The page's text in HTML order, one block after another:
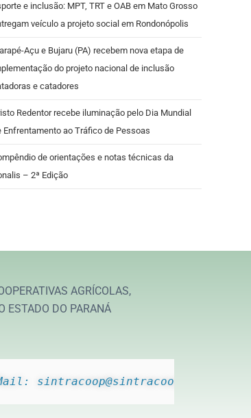
e inclusão: MPT, TRT e OAB em Mato Grosso
veículo a projeto social em Rondonópolis
Açu e Bujaru (PA) recebem nova etapa de
do projeto nacional de inclusão
e catadores
Redentor recebe iluminação pelo Dia Mundial
Enfrentamento ao Tráfico de Pessoas
de orientações e notas técnicas da
– 2ª Edição
AGRÍCOLAS,
ESTADO DO PARANÁ
sintracoop@sintracoop.com.br